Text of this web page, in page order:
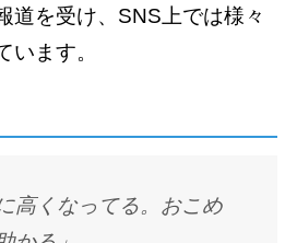
道を受け、SNS上では様々
います。
高くなってる。おこめ